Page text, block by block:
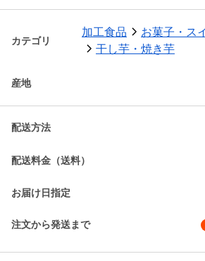
カテゴリ
加工食品
お菓子・ス
干し芋・焼き芋
産地
配送方法
配送料金（送料）
お届け日指定
注文から発送まで